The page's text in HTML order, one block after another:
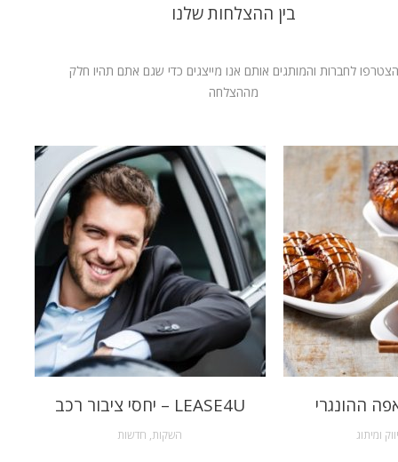
בין ההצלחות שלנו
הצטרפו לחברות והמותגים אותם אנו מייצגים כדי שגם אתם תהיו חלק
מההצלחה
LEASE4U – יחסי ציבור רכב
השקות, חדשות
ההונגרי
ומיתוג